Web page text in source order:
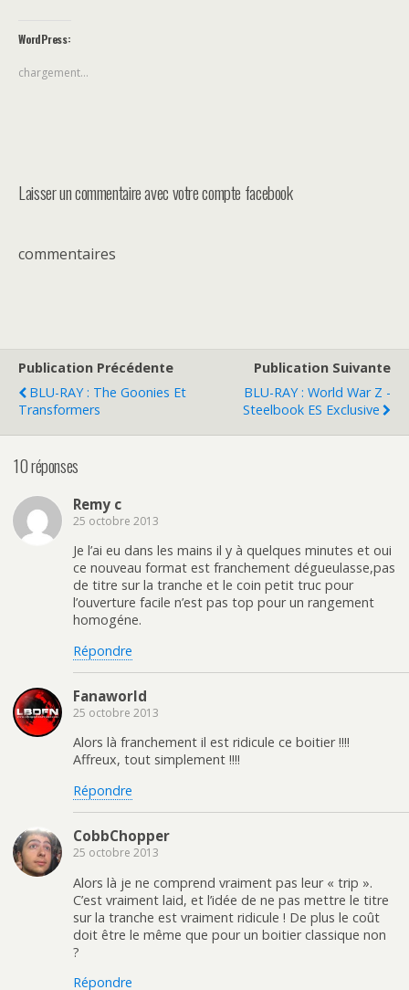
WordPress:
chargement…
Laisser un commentaire avec votre compte facebook
commentaires
Publication Précédente
BLU-RAY : The Goonies Et
Transformers
Publication Suivante
BLU-RAY : World War Z -
Steelbook ES Exclusive
10 réponses
Remy c
25 octobre 2013
Je l’ai eu dans les mains il y à quelques minutes et oui
ce nouveau format est franchement dégueulasse,pas
de titre sur la tranche et le coin petit truc pour
l’ouverture facile n’est pas top pour un rangement
homogéne.
Répondre
Fanaworld
25 octobre 2013
Alors là franchement il est ridicule ce boitier !!!!
Affreux, tout simplement !!!!
Répondre
CobbChopper
25 octobre 2013
Alors là je ne comprend vraiment pas leur « trip ».
C’est vraiment laid, et l’idée de ne pas mettre le titre
sur la tranche est vraiment ridicule ! De plus le coût
doit être le même que pour un boitier classique non
?
Répondre